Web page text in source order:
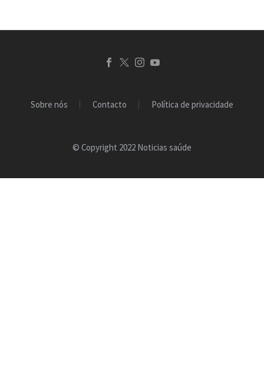
Sobre nós Contacto Política de privacidade
© Copyright 2022 Noticias saúde